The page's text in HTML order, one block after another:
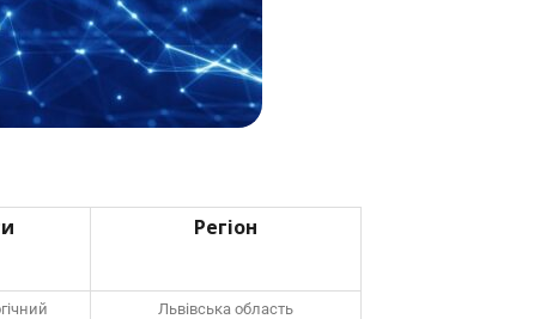
Регіон
Львівська область